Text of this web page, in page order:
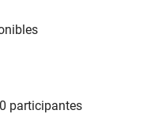
participantes